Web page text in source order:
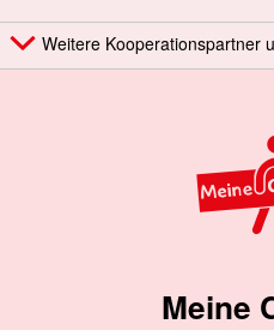
Weitere Kooperationspartner
Meine